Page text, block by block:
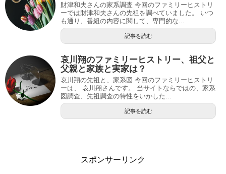
財津和夫さんの家系調査 今回のファミリーヒストリ
ーでは財津和夫さんの先祖を調べていました。 いつ
も通り、番組の内容に関して、専門的な...
記事を読む
哀川翔のファミリーヒストリー、祖父と
父親と家族と実家は？
哀川翔の先祖と、家系図 今回のファミリーヒストリ
ーは、 哀川翔さんです。 当サイトならではの、家系
図調査、先祖調査の特性をいかした...
記事を読む
スポンサーリンク